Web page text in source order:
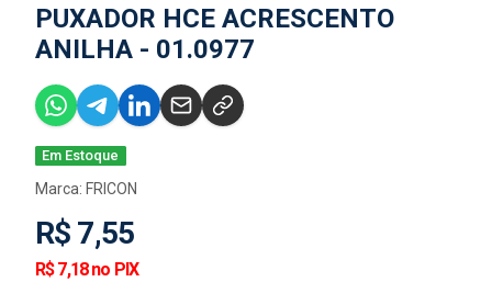
PUXADOR HCE ACRESCENTO
ANILHA - 01.0977
Em Estoque
Marca: FRICON
R$ 7,55
R$ 7,18 no PIX